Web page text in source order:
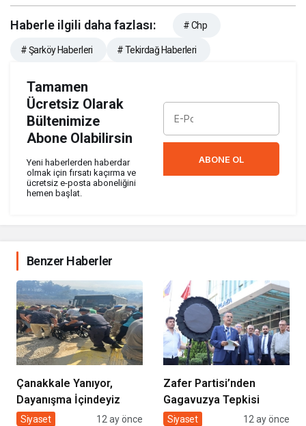
Haberle ilgili daha fazlası: # Chp
# Şarköy Haberleri # Tekirdağ Haberleri
Tamamen
Ücretsiz Olarak
Bültenimize
Abone Olabilirsin
Yeni haberlerden haberdar
olmak için fırsatı kaçırma ve
ücretsiz e-posta aboneliğini
hemen başlat.
ABONE OL
Benzer Haberler
Çanakkale Yanıyor,
Dayanışma İçindeyiz
Siyaset 12 ay önce
Zafer Partisi’nden
Gagavuzya Tepkisi
Siyaset 12 ay önce